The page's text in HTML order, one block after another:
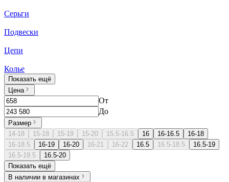
Серьги
Подвески
Цепи
Колье
Показать ещё
Цена
От
До
Размер
14-18
15-18 15-19 15-20 15.5-16.5 16 16-16.5
16-18
16-18.5
16-19 16-20 16-21 16-22 16.5 16.5-18.5
16.5-19
16.5-19.5
16.5-20
Показать ещё
В наличии в магазинах